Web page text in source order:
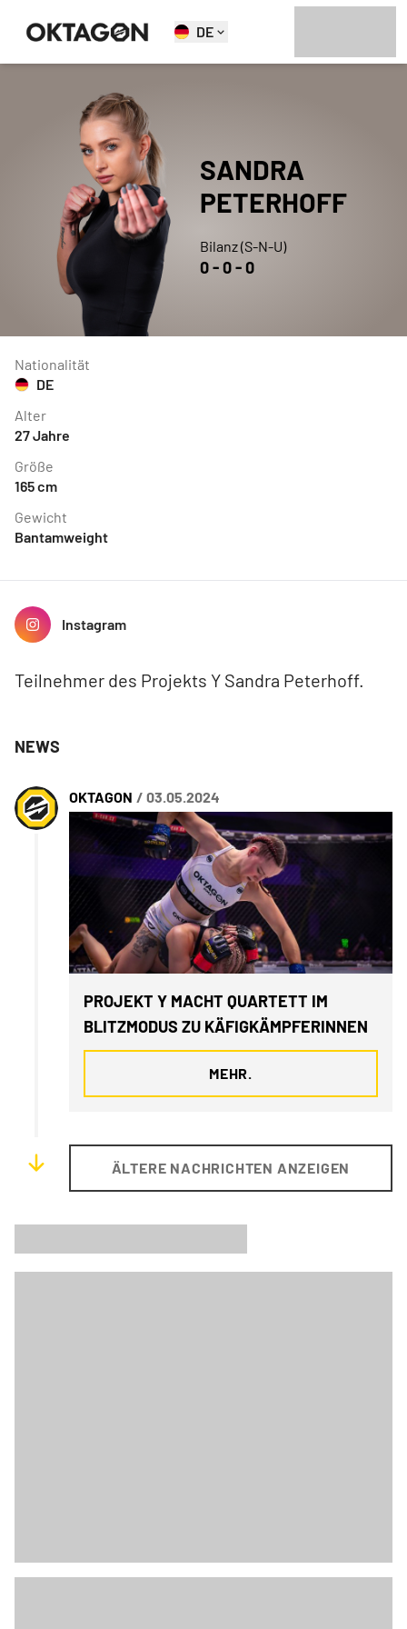
DE
SANDRA
PETERHOFF
Bilanz (S-N-U)
0-0-0
Nationalität
DE
Alter
27Jahre
Größe
165cm
Gewicht
Bantamweight
Instagram
Teilnehmer des Projekts Y Sandra Peterhoff.
NEWS
OKTAGON / 03.05.2024
PROJEKT Y MACHT QUARTETT IM
BLITZMODUS ZU KÄFIGKÄMPFERINNEN
MEHR.
ÄLTERE NACHRICHTEN ANZEIGEN